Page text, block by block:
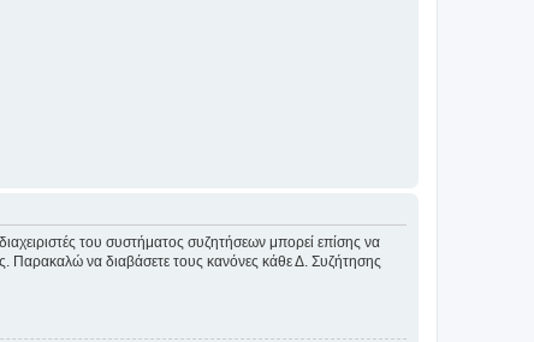
του συστήματος συζητήσεων μπορεί επίσης να
Παρακαλώ να διαβάσετε τους κανόνες κάθε Δ. Συζήτησης